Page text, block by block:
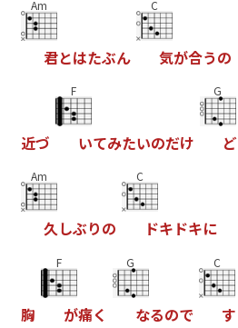
Am
君とはたぶん
C
気が合うの
近づ
F
いてみたいのだけ
G
ど
Am
久しぶりの
C
ドキ ドキに
胸
F
が痛く
G
なるので
C
す